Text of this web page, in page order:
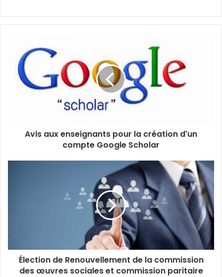
Avis aux enseignants pour la création d'un
compte Google Scholar
Élection de Renouvellement de la commission
des œuvres sociales et commission paritaire